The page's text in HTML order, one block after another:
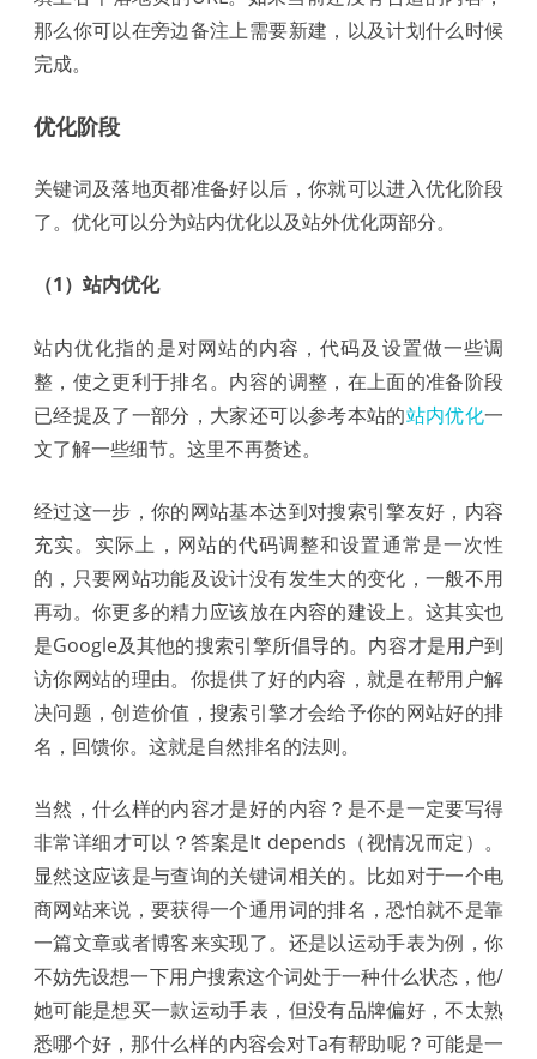
那么你可以在旁边备注上需要新建，以及计划什么时候
完成。
优化阶段
关键词及落地页都准备好以后，你就可以进入优化阶段
了。优化可以分为站内优化以及站外优化两部分。
（1）站内优化
站内优化指的是对网站的内容，代码及设置做一些调
整，使之更利于排名。内容的调整，在上面的准备阶段
已经提及了一部分，大家还可以参考本站的站内优化一
文了解一些细节。这里不再赘述。
经过这一步，你的网站基本达到对搜索引擎友好，内容
充实。实际上，网站的代码调整和设置通常是一次性
的，只要网站功能及设计没有发生大的变化，一般不用
再动。你更多的精力应该放在内容的建设上。这其实也
是Google及其他的搜索引擎所倡导的。内容才是用户到
访你网站的理由。你提供了好的内容，就是在帮用户解
决问题，创造价值，搜索引擎才会给予你的网站好的排
名，回馈你。这就是自然排名的法则。
当然，什么样的内容才是好的内容？是不是一定要写得
非常详细才可以？答案是It depends（视情况而定）。
显然这应该是与查询的关键词相关的。比如对于一个电
商网站来说，要获得一个通用词的排名，恐怕就不是靠
一篇文章或者博客来实现了。还是以运动手表为例，你
不妨先设想一下用户搜索这个词处于一种什么状态，他/
她可能是想买一款运动手表，但没有品牌偏好，不太熟
悉哪个好，那什么样的内容会对Ta有帮助呢？可能是一